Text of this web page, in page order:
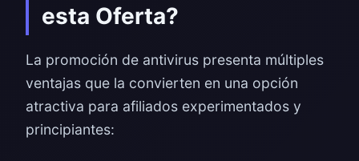
esta Oferta?
La promoción de antivirus presenta múltiples
ventajas que la convierten en una opción
atractiva para afiliados experimentados y
principiantes: